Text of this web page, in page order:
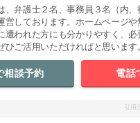
、弁護士２名、事務員３名（内、
営しております。ホームページや
遭われた方にも分かりやすく、
ひご活用いただければと思います
相談予約 電話
引用